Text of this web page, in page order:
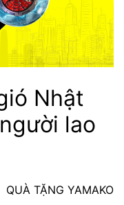
Nhật
lao
QUÀ TẶNG YAMAKO